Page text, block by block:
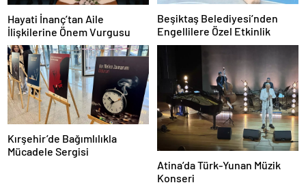
Hayati İnanç’tan Aile
İlişkilerine Önem Vurgusu
Beşiktaş Belediyesi’nden
Engellilere Özel Etkinlik
Kırşehir’de Bağımlılıkla
Mücadele Sergisi
Atina’da Türk-Yunan Müzik
Konseri